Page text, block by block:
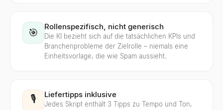
🎯
Rollenspezifisch, nicht generisch
Die KI bezieht sich auf die tatsächlichen KPIs und
Branchenprobleme der Zielrolle – niemals eine
Einheitsvorlage, die wie Spam aussieht.
🎙️ Liefertipps inklusive
Jedes Skript enthält 3 Tipps zu Tempo und Ton,